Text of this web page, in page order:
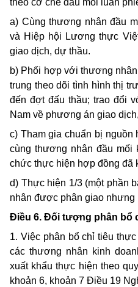
theo cơ chế đầu mối luân
a) Cùng thương nhân đầu
và Hiệp hội Lương thực
giao dịch, dự thầu.
b) Phối hợp với thương
trung theo dõi tình hình thị
đến đợt đấu thầu; trao đổi
Nam về phương án giao
c) Tham gia chuẩn bị
cùng thương nhân đầu mối
chức thực hiện hợp đồng đã
d) Thực hiện 1/3 (một phần
nhân được phân giao nhưng
Điều 6. Đối tượng phân bổ
1. Việc phân bổ chỉ tiêu
các thương nhân kinh
xuất khẩu thực hiện theo
khoản 6, khoản 7 Điều 19